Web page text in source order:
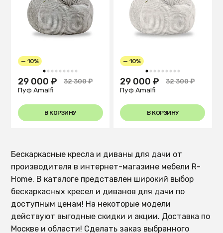
1 2 3 4 5 6 7 8 9
— 10%
29 000 ₽
32 300 ₽
Пуф Amalfi
В КОРЗИНУ
1 2 3 4 5 6 7 8 9
— 10%
29 000 ₽
32 300 ₽
Пуф Amalfi
В КОРЗИНУ
Бескаркасные кресла и диваны для дачи от
производителя в интернет-магазине мебели R-
Home. В каталоге представлен широкий выбор
бескаркасных кресел и диванов для дачи по
доступным ценам! На некоторые модели
действуют выгодные скидки и акции. Доставка по
Москве и области! Сделать заказ выбранного